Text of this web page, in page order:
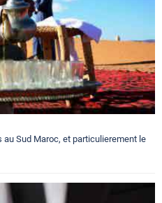
Sud Maroc, et particulierement le